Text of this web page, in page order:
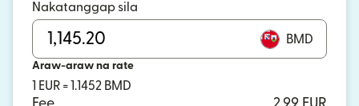
Nakatanggap sila
BMD
Araw-araw na rate
1 EUR = 1.1452 BMD
Fee
2.99 EUR